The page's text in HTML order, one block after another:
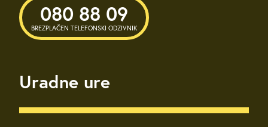
080 88 09
BREZPLAČEN TELEFONSKI ODZIVNIK
Uradne ure